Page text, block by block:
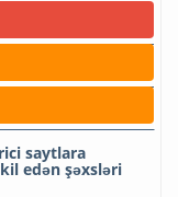
saytlara
edən şəxsləri